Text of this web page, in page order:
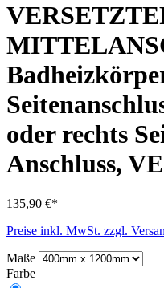
oder rechts
Anschluss,
135,90 €*
Preise inkl. MwSt. zzgl.
Maße
Farbe